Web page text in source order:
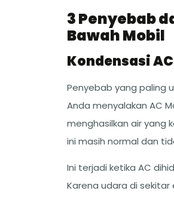
3 Penyebab
Bawah Mobil
Kondensasi
Penyebab yang paling
Anda menyalakan AC
menghasilkan air yang
ini masih normal dan
Ini terjadi ketika AC
Karena udara di